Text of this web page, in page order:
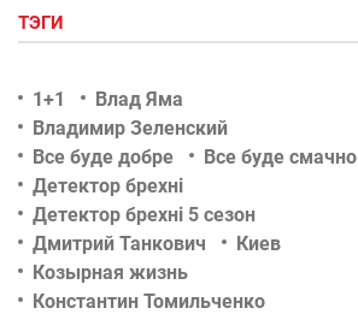
ТЭГИ
1+1
Влад Яма
Владимир Зеленский
Все буде добре
Все буде смачно
Детектор брехні
Детектор брехні 5 сезон
Дмитрий Танкович
Киев
Козырная жизнь
Константин Томильченко